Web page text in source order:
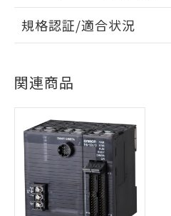
ログイン/会員登録いただ
ドすることができます。
ダウンロードデータをご利用い
みください。
ソフトウェアの使用条件
EU RoHS 注意事項・凡例
対応状況 ※1
対応済み
中国 RoHS 注意事項・凡例
規格認証/適合状況
No
LR型式承認
（イギリス
船舶規格）
DNV型式承認
（ノルウェー
船舶規格）
No
関連商品